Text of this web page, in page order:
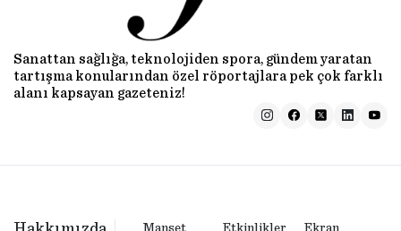
Sanattan sağlığa, teknolojiden spora, gündem yaratan
tartışma konularından özel röportajlara pek çok farklı
alanı kapsayan gazeteniz!
Manşet Etkinlikler Ekran